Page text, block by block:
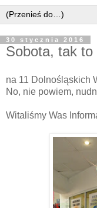
30 stycznia 2016
Sobota, tak to
na 11 Dolnośląskich
No, nie powiem,
Witaliśmy Was